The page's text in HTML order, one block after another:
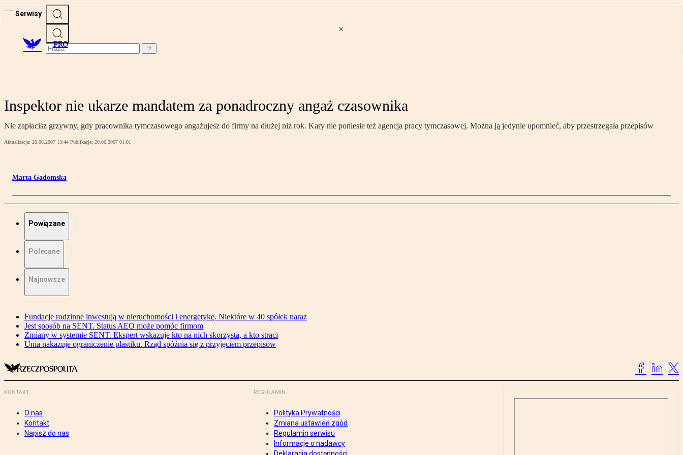
Serwisy
PRO
Inspektor nie ukarze mandatem za ponadroczny angaż czasownika
Nie zapłacisz grzywny, gdy pracownika tymczasowego angażujesz do firmy na dłużej niż rok. Kary nie poniesie też agencja pracy tymczasowej. Można ją jedynie upomnieć, aby przestrzegała przepisów
Aktualizacja: 20.06.2007 13:44 Publikacja: 20.06.2007 01:01
Marta Gadomska
Powiązane
Polecane
Najnowsze
Fundacje rodzinne inwestują w nieruchomości i energetykę. Niektóre w 40 spółek naraz
Jest sposób na SENT. Status AEO może pomóc firmom
Zmiany w systemie SENT. Ekspert wskazuje kto na nich skorzysta, a kto straci
Unia nakazuje ograniczenie plastiku. Rząd spóźnia się z przyjęciem przepisów
KONTAKT
O nas
Kontakt
Napisz do nas
REGULAMIN
Polityka Prywatności
Zmiana ustawień zgód
Regulamin serwisu
Informacje o nadawcy